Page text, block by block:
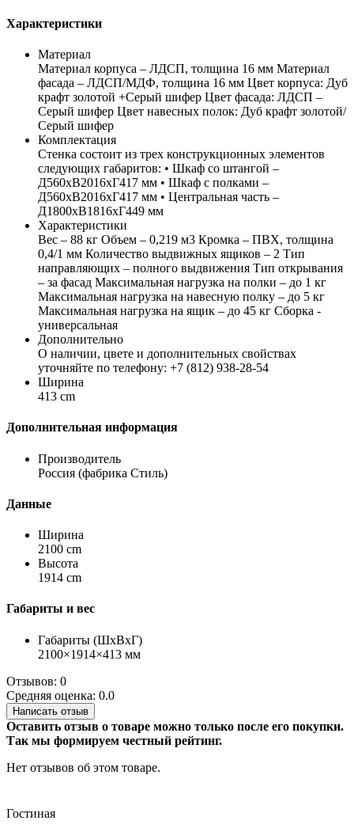
Характеристики
Материал
Материал корпуса – ЛДСП, толщина 16 мм Материал
фасада – ЛДСП/МДФ, толщина 16 мм Цвет корпуса: Дуб
крафт золотой +Серый шифер Цвет фасада: ЛДСП –
Серый шифер Цвет навесных полок: Дуб крафт золотой/
Серый шифер
Комплектация
Стенка состоит из трех конструкционных элементов
следующих габаритов: • Шкаф со штангой –
Д560хВ2016хГ417 мм • Шкаф с полками –
Д560хВ2016хГ417 мм • Центральная часть –
Д1800хВ1816хГ449 мм
Характеристики
Вес – 88 кг Объем – 0,219 м3 Кромка – ПВХ, толщина
0,4/1 мм Количество выдвижных ящиков – 2 Тип
направляющих – полного выдвижения Тип открывания
– за фасад Максимальная нагрузка на полки – до 1 кг
Максимальная нагрузка на навесную полку – до 5 кг
Максимальная нагрузка на ящик – до 45 кг Сборка -
универсальная
Дополнительно
О наличии, цвете и дополнительных свойствах
уточняйте по телефону: +7 (812) 938-28-54
Ширина
413 cm
Дополнительная информация
Производитель
Россия (фабрика Стиль)
Данные
Ширина
2100 cm
Высота
1914 cm
Габариты и вес
Габариты (ШхВхГ)
2100×1914×413 мм
Отзывов: 0
Средняя оценка: 0.0
Написать отзыв
Оставить отзыв о товаре можно только после его покупки.
Так мы формируем честный рейтинг.
Нет отзывов об этом товаре.
Гостиная